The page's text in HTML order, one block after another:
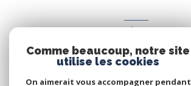
Nous adhérons
Comme beaucoup, notre site
utilise les cookies
On aimerait vous accompagner pendant